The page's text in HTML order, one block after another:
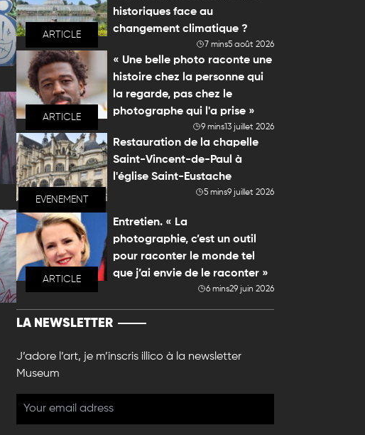
ARTICLE
historiques face au
changement climatique ?
7 mins5 août 2026
ARTICLE
« Une belle photo raconte une
histoire chez la personne qui
la regarde, pas chez le
photographe qui l'a prise »
9 mins13 juillet 2026
EVENEMENT
Restauration de la chapelle
Saint-Vincent-de-Paul à
l'église Saint-Eustache
5 mins9 juillet 2026
ARTICLE
Entretien. « La
photographie, c’est un outil
pour raconter le monde tel
que j’ai envie de le raconter »
6 mins29 juin 2026
LA NEWSLETTER
J’adore l’art, je m’inscris illico à la newsletter
Museum